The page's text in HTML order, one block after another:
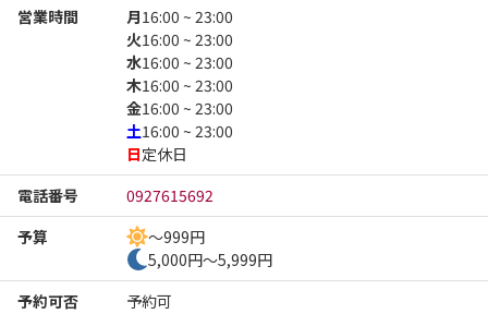
営業時間 月16:00 ~ 23:00
火16:00 ~ 23:00
水16:00 ~ 23:00
木16:00 ~ 23:00
金16:00 ~ 23:00
土16:00 ~ 23:00
日定休日
電話番号
0927615692
予算
～999円
5,000円～5,999円
予約可否
予約可